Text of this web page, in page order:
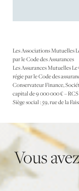
Les Associations Mutuelles
par le Code des Assurances
Les Assurances Mutuelles
régie par le Code des
Conservateur Finance,
capital de 9 000 000 € – RCS
Siège social : 59, rue de la
Vous